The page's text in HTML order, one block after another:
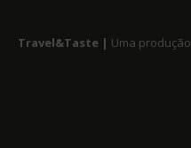
Travel&Taste | Uma produção